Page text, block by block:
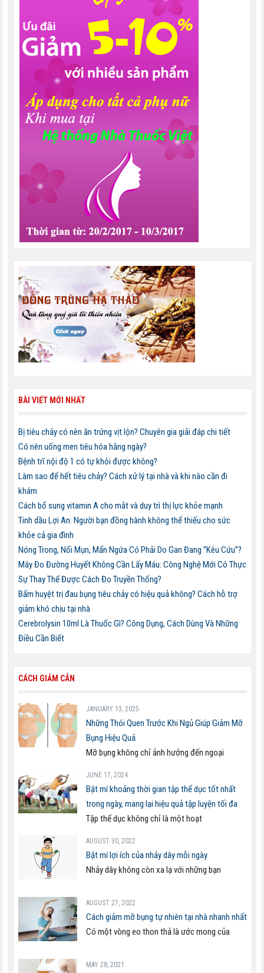
BÀI VIẾT MỚI NHẤT
Bị tiêu chảy có nên ăn trứng vịt lộn? Chuyên gia giải đáp chi tiết
Có nên uống men tiêu hóa hằng ngày?
Bệnh trĩ nội độ 1 có tự khỏi được không?
Làm sao để hết tiêu chảy? Cách xử lý tại nhà và khi nào cần đi
khám
Cách bổ sung vitamin A cho mắt và duy trì thị lực khỏe mạnh
Tinh dầu Lợi An: Người bạn đồng hành không thể thiếu cho sức
khỏe cả gia đình
Nóng Trong, Nổi Mụn, Mẩn Ngứa Có Phải Do Gan Đang “Kêu Cứu”?
Máy Đo Đường Huyết Không Cần Lấy Máu: Công Nghệ Mới Có Thực
Sự Thay Thế Được Cách Đo Truyền Thống?
Bấm huyệt trị đau bụng tiêu chảy có hiệu quả không? Cách hỗ trợ
giảm khó chịu tại nhà
Cerebrolysin 10ml Là Thuốc Gì? Công Dụng, Cách Dùng Và Những
Điều Cần Biết
CÁCH GIẢM CÂN
JANUARY 13, 2025
Những Thói Quen Trước Khi Ngủ Giúp Giảm Mỡ
Bụng Hiệu Quả
Mỡ bụng không chỉ ảnh hưởng đến ngoại
JUNE 17, 2024
Bật mí khoảng thời gian tập thể dục tốt nhất
trong ngày, mang lại hiệu quả tập luyện tối đa
Tập thể dục không chỉ là một hoạt
AUGUST 30, 2022
Bật mí lợi ích của nhảy dây mỗi ngày
Nhảy dây không còn xa lạ với những bạn
AUGUST 27, 2022
Cách giảm mỡ bụng tự nhiên tại nhà nhanh nhất
Có một vòng eo thon thả là ước mong của
MAY 28, 2021